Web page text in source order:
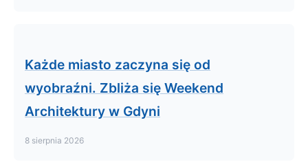
Każde miasto zaczyna się od
wyobraźni. Zbliża się Weekend
Architektury w Gdyni
8 sierpnia 2026